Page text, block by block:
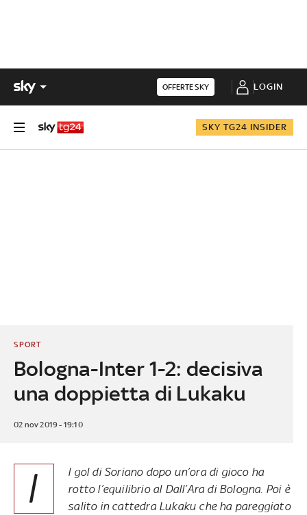
OFFERTE SKY LOGIN
SKY TG24 INSIDER
Bologna-Inter 1-2: decisiva
una doppietta di Lukaku
SPORT
02 nov 2019 - 19:10
I
l gol di Soriano dopo un’ora di gioco ha
rotto l’equilibrio al Dall’Ara di Bologna. Poi è
salito in cattedra Lukaku che ha pareggiato